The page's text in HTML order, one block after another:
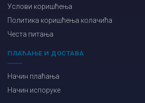
Услови коришћења
Политика коришћења колачића
Честа питања
ПЛАЋАЊЕ И ДОСТАВА
Начин плаћања
Начин испоруке